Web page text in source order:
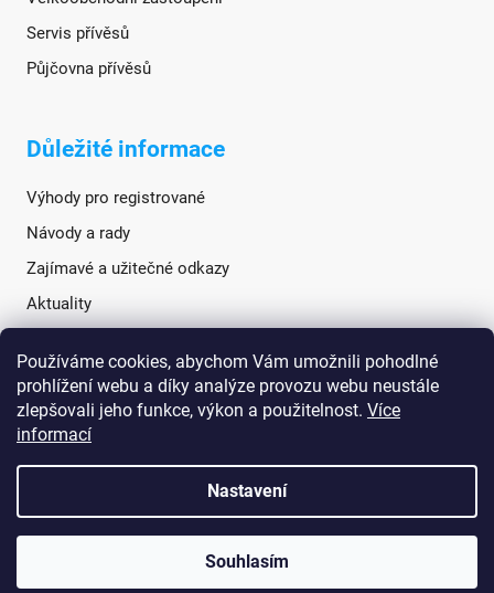
Používáme cookies, abychom Vám umožnili pohodlné
prohlížení webu a díky analýze provozu webu neustále
zlepšovali jeho funkce, výkon a použitelnost. Více
informací
Nastavení
Souhlasím
Servis přívěsů
Půjčovna přívěsů
Důležité informace
Výhody pro registrované
Návody a rady
Zajímavé a užitečné odkazy
Aktuality
Sociální sítě
Vytvořil Shoptet